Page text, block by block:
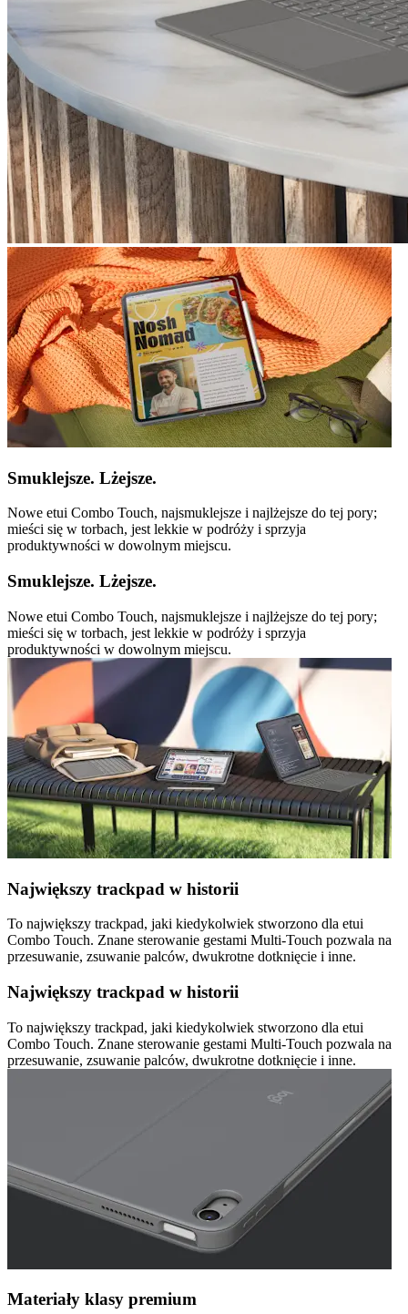
Smuklejsze. Lżejsze.
Nowe etui Combo Touch, najsmuklejsze i najlżejsze do tej pory;
mieści się w torbach, jest lekkie w podróży i sprzyja
produktywności w dowolnym miejscu.
Smuklejsze. Lżejsze.
Nowe etui Combo Touch, najsmuklejsze i najlżejsze do tej pory;
mieści się w torbach, jest lekkie w podróży i sprzyja
produktywności w dowolnym miejscu.
Największy trackpad w historii
To największy trackpad, jaki kiedykolwiek stworzono dla etui
Combo Touch. Znane sterowanie gestami Multi-Touch pozwala na
przesuwanie, zsuwanie palców, dwukrotne dotknięcie i inne.
Największy trackpad w historii
To największy trackpad, jaki kiedykolwiek stworzono dla etui
Combo Touch. Znane sterowanie gestami Multi-Touch pozwala na
przesuwanie, zsuwanie palców, dwukrotne dotknięcie i inne.
Materiały klasy premium